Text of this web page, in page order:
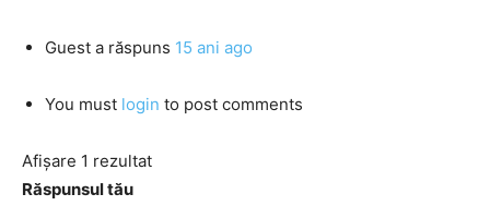
Guest a răspuns 15 ani ago
You must login to post comments
Afișare 1 rezultat
Răspunsul tău